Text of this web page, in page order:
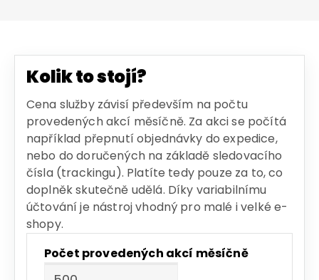
Kolik to stojí?
Cena služby závisí především na počtu
provedených akcí měsíčně. Za akci se počítá
například přepnutí objednávky do expedice,
nebo do doručených na základě sledovacího
čísla (trackingu). Platíte tedy pouze za to, co
doplněk skutečně udělá. Díky variabilnímu
účtování je nástroj vhodný pro malé i velké e-
shopy.
Počet provedených akcí měsíčně